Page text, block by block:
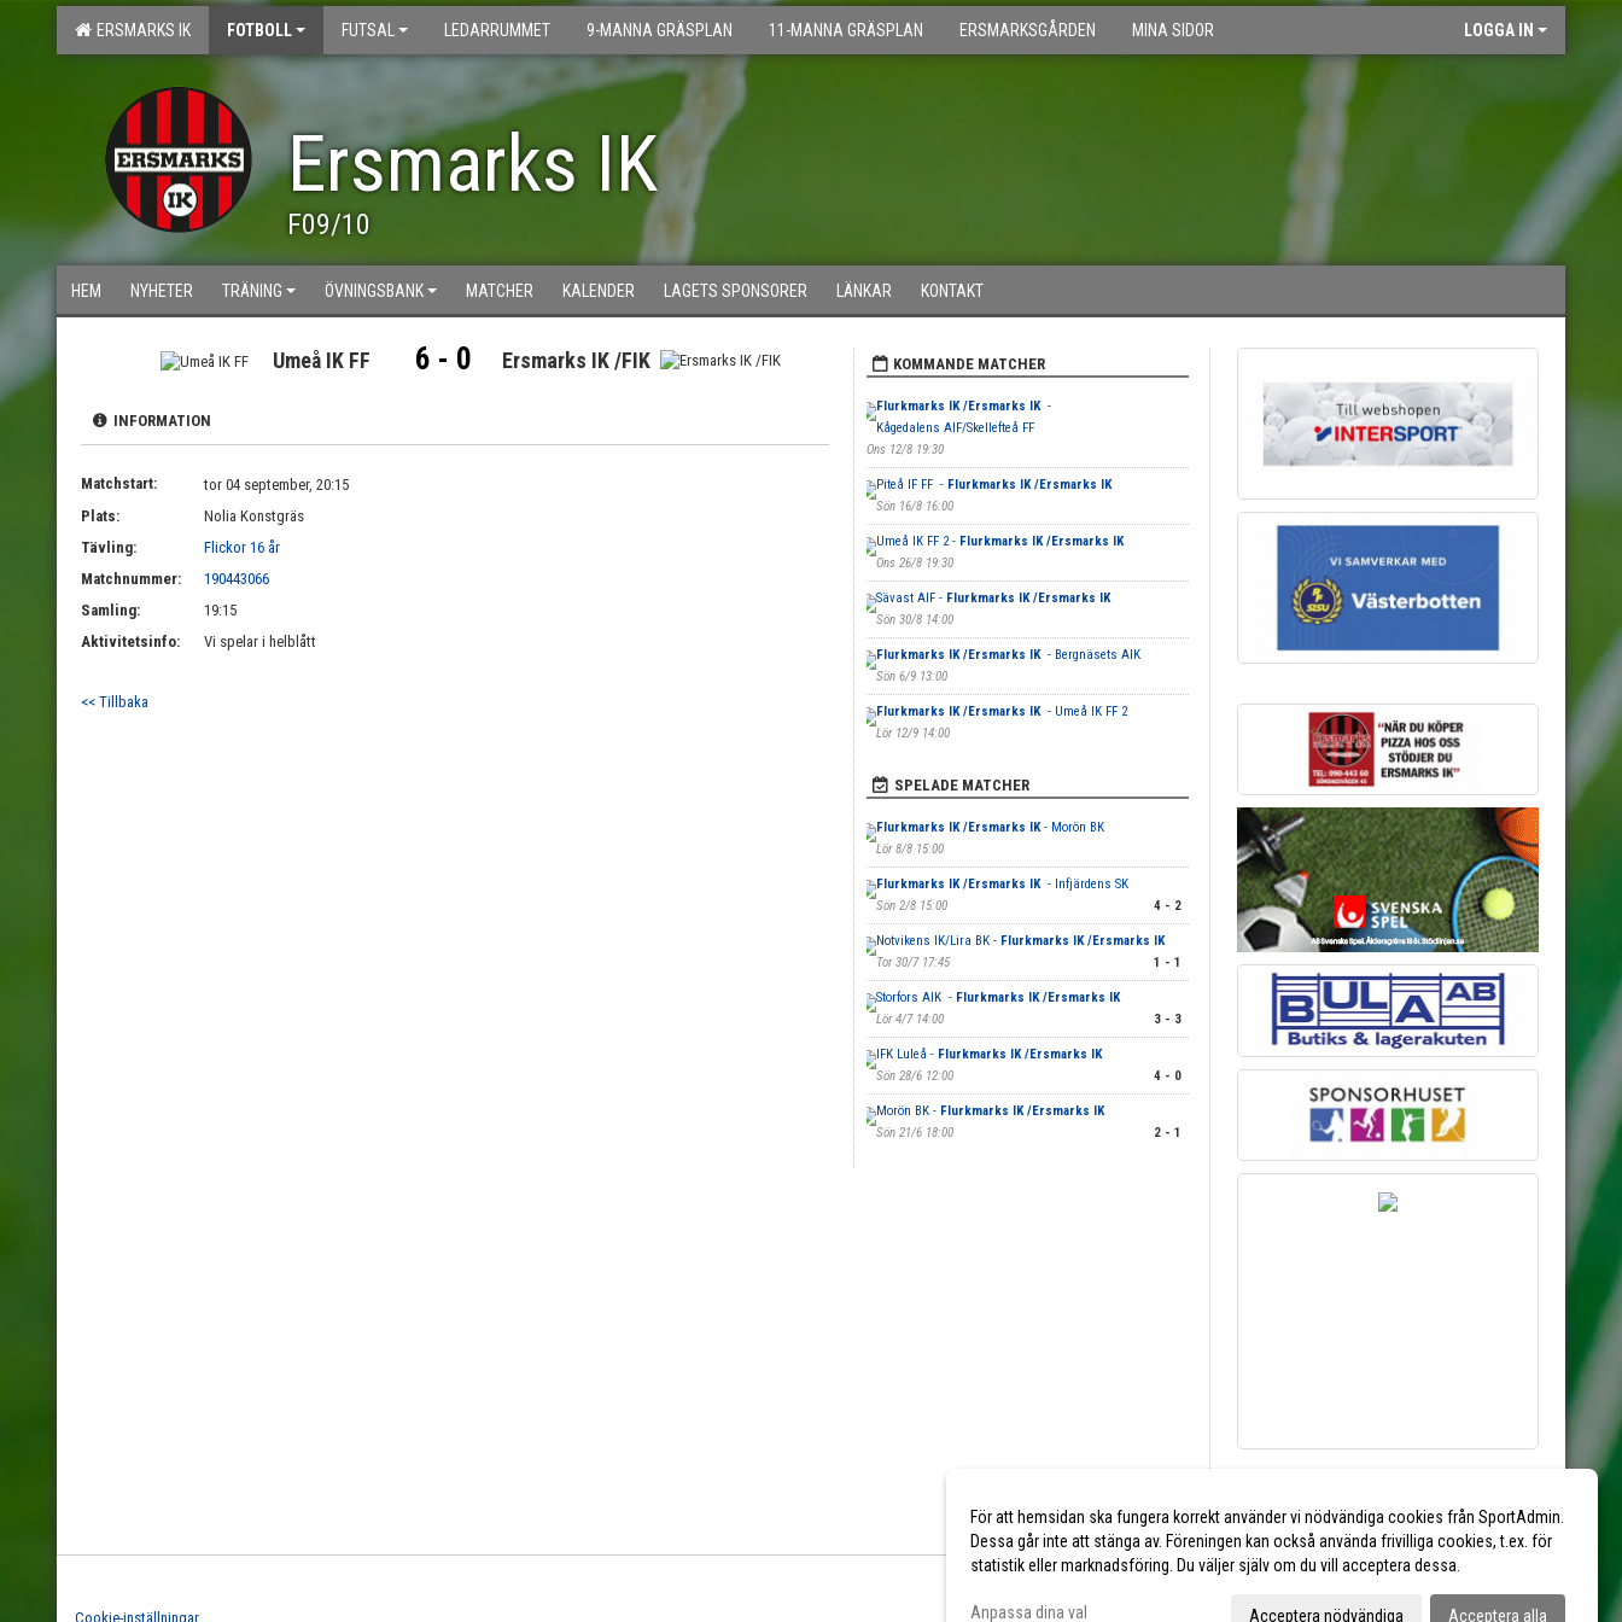
ERSMARKS IK FOTBOLL FUTSAL LEDARRUMMET 9-MANNA GRÄSPLAN 11-MANNA GRÄSPLAN ERSMARKSGÅRDEN MINA SIDOR LOGGA IN
Ersmarks IK
F09/10
HEM NYHETER TRÄNING ÖVNINGSBANK MATCHER KALENDER LAGETS SPONSORER LÄNKAR KONTAKT
Umeå IK FF 6 - 0 Ersmarks IK /FIK
INFORMATION
Matchstart:
tor 04 september, 20:15
Plats:
Nolia Konstgräs
Tävling:
Flickor 16 år
Matchnummer:
190443066
Samling:
19:15
Aktivitetsinfo:
Vi spelar i helblått
<< Tillbaka
KOMMANDE MATCHER
Flurkmarks IK /Ersmarks IK -
Kågedalens AIF/Skellefteå FF
Ons 12/8 19:30
Piteå IF FF - Flurkmarks IK /Ersmarks IK
Sön 16/8 16:00
Umeå IK FF 2 - Flurkmarks IK /Ersmarks IK
Ons 26/8 19:30
Sävast AIF - Flurkmarks IK /Ersmarks IK
Sön 30/8 14:00
Flurkmarks IK /Ersmarks IK - Bergnäsets AIK
Sön 6/9 13:00
Flurkmarks IK /Ersmarks IK - Umeå IK FF 2
Lör 12/9 14:00
SPELADE MATCHER
Flurkmarks IK /Ersmarks IK- Morön BK
Lör 8/8 15:00
Flurkmarks IK /Ersmarks IK - Infjärdens SK
Sön 2/8 15:00
4 - 2
Notvikens IK/Lira BK - Flurkmarks IK /Ersmarks IK
Tor 30/7 17:45
1 - 1
Storfors AIK - Flurkmarks IK /Ersmarks IK
Lör 4/7 14:00
3 - 3
IFK Luleå - Flurkmarks IK /Ersmarks IK
Sön 28/6 12:00
4 - 0
Morön BK - Flurkmarks IK /Ersmarks IK
Sön 21/6 18:00
2 - 1
Kontakta kansliet via mejl tillkansliet@eik.se
Cookie-inställningar
För att hemsidan ska fungera korrekt använder vi nödvändiga cookies från SportAdmin.
Dessa går inte att stänga av. Föreningen kan också använda frivilliga cookies, t.ex. för
statistik eller marknadsföring. Du väljer själv om du vill acceptera dessa.
Anpassa dina val Acceptera nödvändiga Acceptera alla